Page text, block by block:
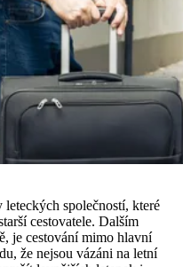
společností, které
cestovatele. Dalším
je cestování mimo hlavní
že nejsou vázáni na letní